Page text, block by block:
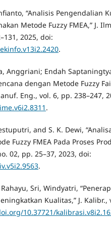
“Analisis Pengendalian
Metode Fuzzy FMEA,” J.
2025, doi:
.
Anggriani; Endah
dengan Metode Fuzzy
Eng., vol. 6, pp. 238–247,
.
and S. K. Dewi,
Fuzzy FMEA Pada Proses
02, pp. 25–37, 2023, doi:
.
Sri, Windyatri,
Kualitas,” J. Kalibr.,
10.37721/